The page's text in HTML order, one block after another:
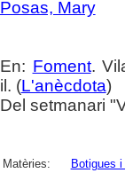
Posas, Mary
En: Foment.
il. (L'anècdota)
Del setmanari
Matèries: Botigues